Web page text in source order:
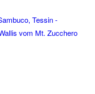
Tessin -
vom Mt. Zucchero